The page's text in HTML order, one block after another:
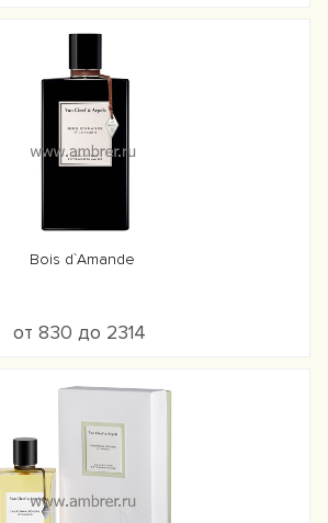
Bois d`Amande
от 830 до 2314